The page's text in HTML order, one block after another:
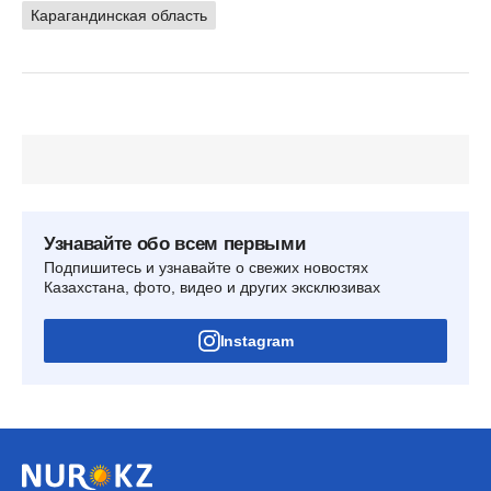
Карагандинская область
Узнавайте обо всем первыми
Подпишитесь и узнавайте о свежих новостях
Казахстана, фото, видео и других эксклюзивах
Instagram